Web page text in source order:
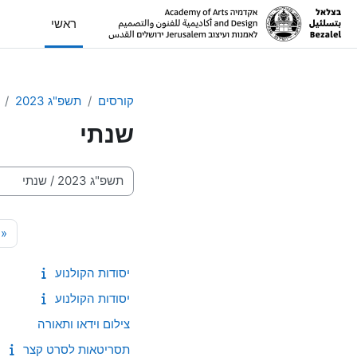
דילוג לתוכן הראשי
ראשי
קורסים תשפ"ג 2023
שנתי
קטגוריות קורסים
«
יסודות הקולנוע
יסודות הקולנוע
צילום וידאו ותאורה
תסריטאות לסרט קצר